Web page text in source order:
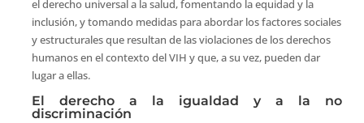
el derecho universal a la salud, fomentando la equidad y la
inclusión, y tomando medidas para abordar los factores sociales
y estructurales que resultan de las violaciones de los derechos
humanos en el contexto del VIH y que, a su vez, pueden dar
lugar a ellas.
El derecho a la igualdad y a la no
discriminación